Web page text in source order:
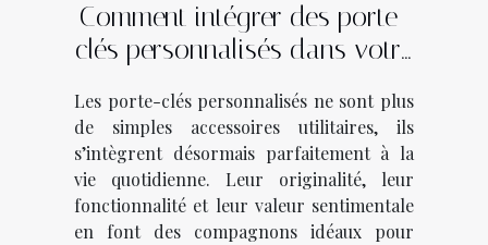
Comment intégrer des porte-
clés personnalisés dans votre
Les porte-clés personnalisés ne sont plus
de simples accessoires utilitaires, ils
s’intègrent désormais parfaitement à la
vie quotidienne. Leur originalité, leur
fonctionnalité et leur valeur sentimentale
en font des compagnons idéaux pour